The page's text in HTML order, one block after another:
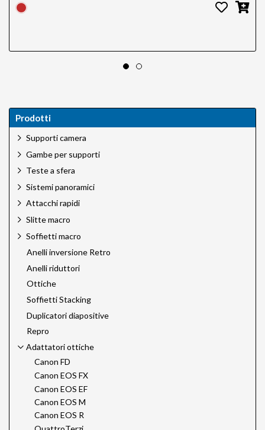
Prodotti
Supporti camera
Gambe per supporti
Teste a sfera
Sistemi panoramici
Attacchi rapidi
Slitte macro
Soffietti macro
Anelli inversione Retro
Anelli riduttori
Ottiche
Soffietti Stacking
Duplicatori diapositive
Repro
Adattatori ottiche
Canon FD
Canon EOS FX
Canon EOS EF
Canon EOS M
Canon EOS R